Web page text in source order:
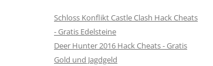
Schloss Konflikt Castle Clash Hack Cheats
- Gratis Edelsteine
Deer Hunter 2016 Hack Cheats - Gratis
Gold und Jagdgeld